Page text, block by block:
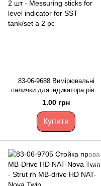
83-06-9688 Вимірювальні
палички для індикатора рівня
для бака SST/комплект 2 шт -
Messuring sticks for level
indicator for SST tank/set a 2 pc
1.00 грн
Купити